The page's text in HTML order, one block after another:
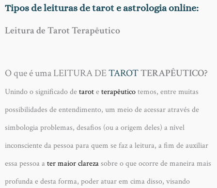
Tipos de leituras de tarot e astrologia online:
Leitura de Tarot Terapêutico
O que é uma LEITURA DETAROTTERAPÊUTICO?
Unindo o significado detaroteterapêuticotemos, entre muitas
possibilidades de entendimento, um meio de acessar através de
simbologia problemas, desafios (ou a origem deles) a nível
inconsciente da pessoa para quem se faz a leitura, a fim de auxiliar
essa pessoa ater maior clarezasobre o que ocorre de maneira mais
profunda e desta forma, poder atuar em cima disso, visando